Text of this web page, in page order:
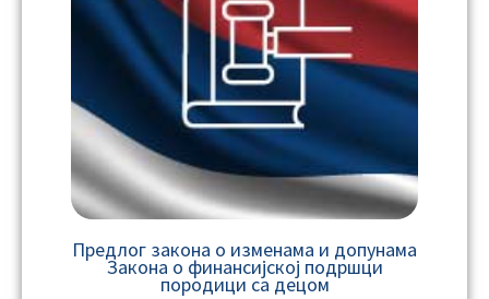
Предлог закона о изменама и допунама
Закона о финансијској подршци
породици са децом